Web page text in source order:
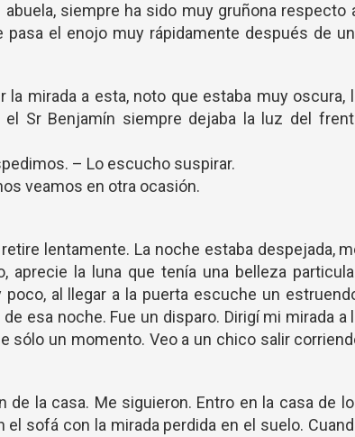
siempre ha sido muy gruñona respecto
pasa el enojo muy rápidamente después de
la mirada a esta, noto que estaba muy oscura,
Sr Benjamín siempre dejaba la luz del
– Lo escucho suspirar.
veamos en otra ocasión.
lentamente. La noche estaba despejada,
la luna que tenía una belleza
al llegar a la puerta escuche un
esa noche. Fue un disparo. Dirigí mi mirada a
sólo un momento. Veo a un chico salir
de la casa. Me siguieron. Entro en la casa de
el sofá con la mirada perdida en el suelo.